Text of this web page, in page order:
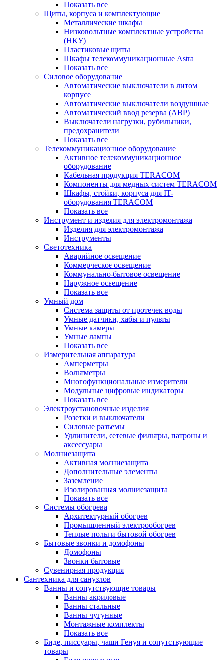
Показать все
Щиты, корпуса и комплектующие
Металлические шкафы
Низковольтные комплектные устройства
(НКУ)
Пластиковые щиты
Шкафы телекоммуникационные Astra
Показать все
Силовое оборудование
Автоматические выключатели в литом
корпусе
Автоматические выключатели воздушные
Автоматический ввод резерва (АВР)
Выключатели нагрузки, рубильники,
предохранители
Показать все
Телекоммуникационное оборудование
Активное телекоммуникационное
оборудование
Кабельная продукция TERACOM
Компоненты для медных систем TERACOM
Шкафы, стойки, корпуса для IT-
оборудования TERACOM
Показать все
Инструмент и изделия для электромонтажа
Изделия для электромонтажа
Инструменты
Светотехника
Аварийное освещение
Коммерческое освещение
Коммунально-бытовое освещение
Наружное освещение
Показать все
Умный дом
Система защиты от протечек воды
Умные датчики, хабы и пульты
Умные камеры
Умные лампы
Показать все
Измерительная аппаратура
Амперметры
Вольтметры
Многофункциональные измерители
Модульные цифровые индикаторы
Показать все
Электроустановочные изделия
Розетки и выключатели
Силовые разъемы
Удлинители, сетевые фильтры, патроны и
аксессуары
Молниезащита
Активная молниезащита
Дополнительные элементы
Заземление
Изолированная молниезащита
Показать все
Системы обогрева
Архитектурный обогрев
Промышленный электрообогрев
Теплые полы и бытовой обогрев
Бытовые звонки и домофоны
Домофоны
Звонки бытовые
Сувенирная продукция
Сантехника для санузлов
Ванны и сопутствующие товары
Ванны акриловые
Ванны стальные
Ванны чугунные
Монтажные комплекты
Показать все
Биде, писсуары, чаши Генуя и сопутствующие
товары